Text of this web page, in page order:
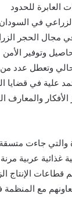
العابرة للحدود
الزراعي في السودان
في مجال الحجر
وتوفير الأمن
وتعطل عدد من
علية في قضايا
والمعارف
والتي جاءت
غذائية عربية مرنة
الإنتاج
مع